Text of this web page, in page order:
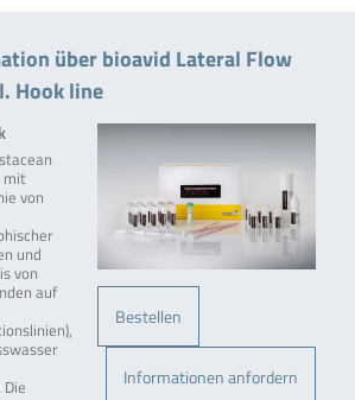
über bioavid Lateral Flow
Hook line
Bestellen
Informationen anfordern
mit
von
und
von
auf